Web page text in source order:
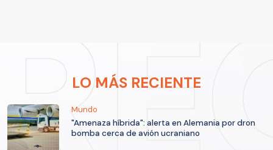
LO MÁS RECIENTE
Mundo
"Amenaza híbrida": alerta en Alemania por dron
bomba cerca de avión ucraniano